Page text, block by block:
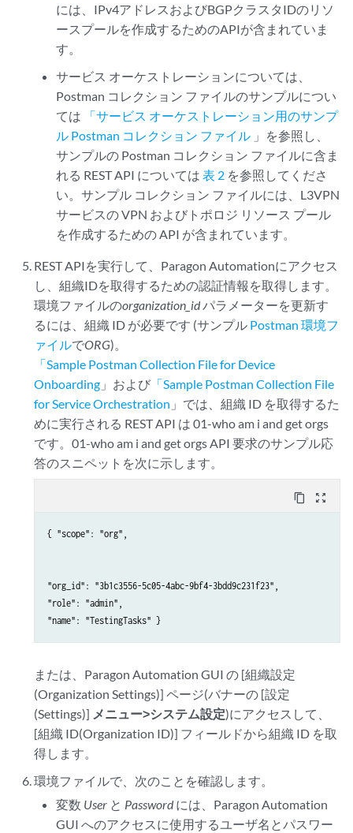
には、IPv4アドレスおよびBGPクラスタIDのリソ
ースプールを作成するためのAPIが含まれていま
す。
サービス オーケストレーションについては、
Postman コレクション ファイルのサンプルについ
ては
「サービス オーケストレーション用のサンプ
ル Postman コレクション ファイル」を参照し、
サンプルの Postman コレクション ファイルに含ま
れる REST API については 表 2を参照してくださ
い。サンプル コレクション ファイルには、L3VPN
サービスの VPN およびトポロジ リソース プール
を作成するための API が含まれています。
REST APIを実行して、Paragon Automationにアクセス
し、組織IDを取得するための認証情報を取得します。
環境ファイルのorganization_idパラメーターを更新す
るには、組織 ID が必要です (サンプル Postman 環境フ
ァイルでORG)。
「Sample Postman Collection File for Device
Onboarding 」および 「Sample Postman Collection File
for Service Orchestration 」では、組織 ID を取得するた
めに実行される REST API は 01-who am i and get orgs
です。01-who am i and get orgs API 要求のサンプル応
答のスニペットを次に示します。
content_copy zoom_out_map
{ "scope": "org",
"org_id": "3b1c3556-5c05-4abc-9bf4-3bdd9c231f23",
"role": "admin",
または、Paragon Automation GUI の [組織設定
(Organization Settings)] ページ(バナーの [設定
(Settings)] メニュー>システム設定)にアクセスして、
[組織 ID(Organization ID)] フィールドから組織 ID を取
得します。
環境ファイルで、次のことを確認します。
変数 Userと Passwordには、Paragon Automation
GUI へのアクセスに使用するユーザ名とパスワー